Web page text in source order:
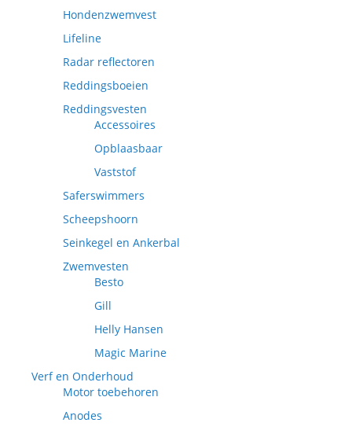
Hondenzwemvest
Lifeline
Radar reflectoren
Reddingsboeien
Reddingsvesten
Accessoires
Opblaasbaar
Vaststof
Saferswimmers
Scheepshoorn
Seinkegel en Ankerbal
Zwemvesten
Besto
Gill
Helly Hansen
Magic Marine
Verf en Onderhoud
Motor toebehoren
Anodes